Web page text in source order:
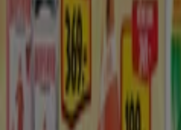
Tiendeo je součástí Shopfully,
která po celém světě přetváří místní